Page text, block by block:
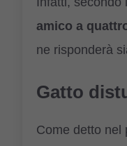
amico a
ne risponderà
Gatto
Come detto nel